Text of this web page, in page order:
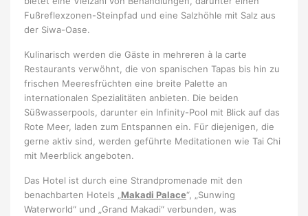
Fußreflexzonen-Steinpfad und eine Salzhöhle mit Salz aus
der Siwa-Oase.
Kulinarisch werden die Gäste in mehreren à la carte
Restaurants verwöhnt, die von spanischen Tapas bis hin zu
frischen Meeresfrüchten eine breite Palette an
internationalen Spezialitäten anbieten. Die beiden
Süßwasserpools, darunter ein Infinity-Pool mit Blick auf das
Rote Meer, laden zum Entspannen ein. Für diejenigen, die
gerne aktiv sind, werden geführte Meditationen wie Tai Chi
mit Meerblick angeboten.
Das Hotel ist durch eine Strandpromenade mit den
benachbarten Hotels „ Makadi Palace“, „Sunwing
Waterworld“ und „Grand Makadi“ verbunden, was